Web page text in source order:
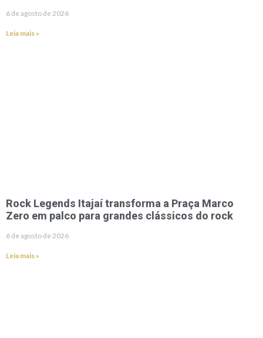
6 de agosto de 2026
Leia mais »
Rock Legends Itajaí transforma a Praça Marco
Zero em palco para grandes clássicos do rock
6 de agosto de 2026
Leia mais »